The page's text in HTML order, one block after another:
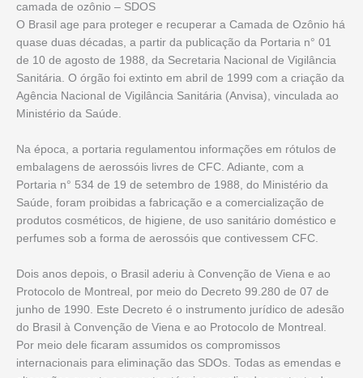
camada de ozônio – SDOS
O Brasil age para proteger e recuperar a Camada de Ozônio há
quase duas décadas, a partir da publicação da Portaria n° 01
de 10 de agosto de 1988, da Secretaria Nacional de Vigilância
Sanitária. O órgão foi extinto em abril de 1999 com a criação da
Agência Nacional de Vigilância Sanitária (Anvisa), vinculada ao
Ministério da Saúde.
Na época, a portaria regulamentou informações em rótulos de
embalagens de aerossóis livres de CFC. Adiante, com a
Portaria n° 534 de 19 de setembro de 1988, do Ministério da
Saúde, foram proibidas a fabricação e a comercialização de
produtos cosméticos, de higiene, de uso sanitário doméstico e
perfumes sob a forma de aerossóis que contivessem CFC.
Dois anos depois, o Brasil aderiu à Convenção de Viena e ao
Protocolo de Montreal, por meio do Decreto 99.280 de 07 de
junho de 1990. Este Decreto é o instrumento jurídico de adesão
do Brasil à Convenção de Viena e ao Protocolo de Montreal.
Por meio dele ficaram assumidos os compromissos
internacionais para eliminação das SDOs. Todas as emendas e